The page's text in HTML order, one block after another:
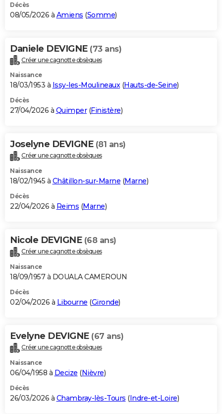
Décès
08/05/2026 à Amiens (Somme)
Daniele DEVIGNE (73 ans)
Créer une cagnotte obsèques
Naissance
18/03/1953 à Issy-les-Moulineaux(Hauts-de-Seine)
Décès
27/04/2026 à Quimper(Finistère)
Joselyne DEVIGNE (81 ans)
Créer une cagnotte obsèques
Naissance
18/02/1945 à Châtillon-sur-Marne (Marne)
Décès
22/04/2026 à Reims (Marne)
Nicole DEVIGNE (68 ans)
Créer une cagnotte obsèques
Naissance
18/09/1957 à DOUALA CAMEROUN
Décès
02/04/2026 à Libourne (Gironde)
Evelyne DEVIGNE (67 ans)
Créer une cagnotte obsèques
Naissance
06/04/1958 à Decize (Nièvre)
Décès
26/03/2026 à Chambray-lès-Tours (Indre-et-Loire)